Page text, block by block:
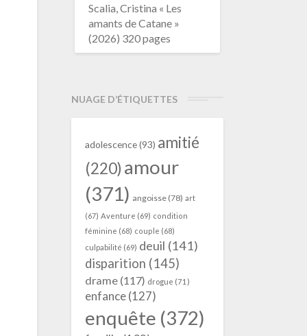
Scalia, Cristina « Les
amants de Catane »
(2026) 320 pages
NUAGE D’ÉTIQUETTES
adolescence(93) amitié
(220) amour
(371) angoisse(78) art
(67) Aventure (69) condition
féminine (68) couple (68)
culpabilité (69) deuil (141)
disparition (145)
drame(117) drogue (71)
enfance(127)
enquête (372)